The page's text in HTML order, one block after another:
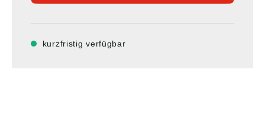
kurzfristig verfügbar